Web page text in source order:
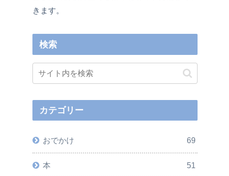
きます。
検索
カテゴリー
おでかけ 69
本 51